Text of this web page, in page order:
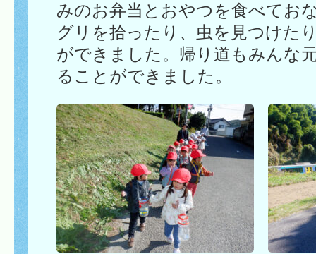
みのお弁当とおやつを食べてお
グリを拾ったり、虫を見つけた
ができました。帰り道もみんな
ることができました。